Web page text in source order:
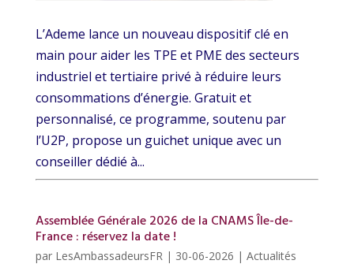
L’Ademe lance un nouveau dispositif clé en
main pour aider les TPE et PME des secteurs
industriel et tertiaire privé à réduire leurs
consommations d’énergie. Gratuit et
personnalisé, ce programme, soutenu par
l’U2P, propose un guichet unique avec un
conseiller dédié à...
Assemblée Générale 2026 de la CNAMS Île-de-
France : réservez la date !
par LesAmbassadeursFR| 30-06-2026 | Actualités